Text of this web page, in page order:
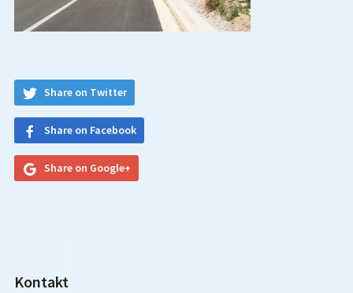
Share on Twitter
Share on Facebook
Share on Google+
Kontakt